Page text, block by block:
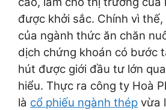
được khởi sắc. Chính vì
của ngành thức ăn chăn
dịch chứng khoán có bước
hút được giới đầu tư lớn
hiểu. Thực ra công ty Hoà
là cổ phiếu ngành thép vừa